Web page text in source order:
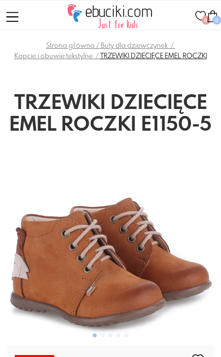
0 0
Strona główna
Buty dla dziewczynek
Kapcie i obuwie tekstylne
TRZEWIKI DZIECIĘCE EMEL ROCZKI
TRZEWIKI DZIECIĘCE
EMEL ROCZKI E1150-5